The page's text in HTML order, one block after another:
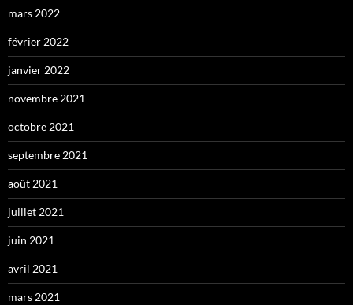
mars 2022
février 2022
janvier 2022
novembre 2021
octobre 2021
septembre 2021
août 2021
juillet 2021
juin 2021
avril 2021
mars 2021